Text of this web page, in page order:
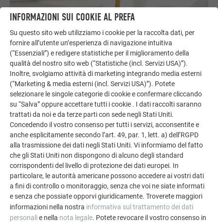
Per gli installatori
Effettua il login nell'area Esperti. Qui puoi trovare strumenti
per la lavorazione e informazioni tecniche sui nostri prodotti.
VAI AL LOGIN
INFORMAZIONI SUI COOKIE AL PREFA
Su questo sito web utilizziamo i cookie per la raccolta dati, per
fornire all’utente un’esperienza di navigazione intuitiva
(“Essenziali”) e redigere statistiche per il miglioramento della
qualità del nostro sito web (“Statistiche (incl. Servizi USA)”).
Inoltre, svolgiamo attività di marketing integrando media esterni
(“Marketing & media esterni (incl. Servizi USA)”). Potete
selezionare le singole categorie di cookie e confermare cliccando
su “Salva” oppure accettare tutti i cookie . I dati raccolti saranno
trattati da noi e da terze parti con sede negli Stati Uniti.
Concedendo il vostro consenso per tutti i servizi, acconsentite e
anche esplicitamente secondo l’art. 49, par. 1, lett. a) dell’RGPD
alla trasmissione dei dati negli Stati Uniti. Vi informiamo del fatto
che gli Stati Uniti non dispongono di alcuno degli standard
corrispondenti del livello di protezione dei dati europei. In
particolare, le autorità americane possono accedere ai vostri dati
a fini di controllo o monitoraggio, senza che voi ne siate informati
e senza che possiate opporvi giuridicamente. Troverete maggiori
informazioni nella nostra informativa sul trattamento dei dati
personalie nella nota legale. Potete revocare il vostro consenso in